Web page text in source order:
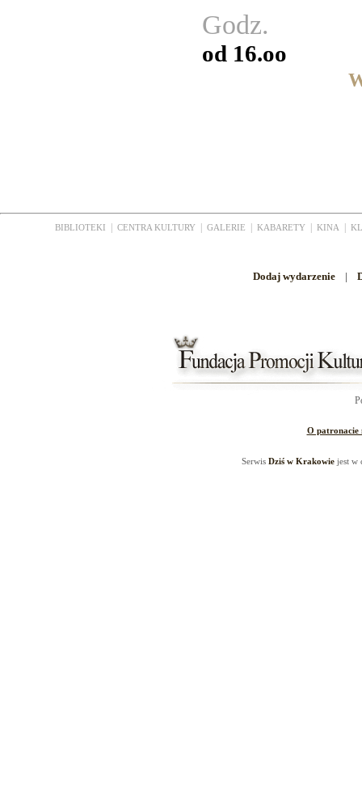
Godz.
od 16.oo
BIBLIOTEKI CENTRA KULTURY GALERIE KABARETY KINA
Dodaj wydarzenie |
O patronacie
Serwis Dziś w Krakowiejest w